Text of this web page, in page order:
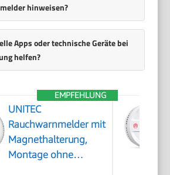
hinweisen?
Apps oder technische Geräte bei
helfen?
EMPFEHLUNG
UNITEC
Rauchwarnmelder mit
Magnethalterung,
Montage ohne